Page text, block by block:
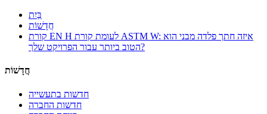
בַּיִת
חֲדָשׁוֹת
קורת EN H לעומת קורת ASTM W: איזה חתך פלדה מבני הוא
הטוב ביותר עבור הפרויקט שלך?
חֲדָשׁוֹת
חדשות בתעשייה
חדשות החברה